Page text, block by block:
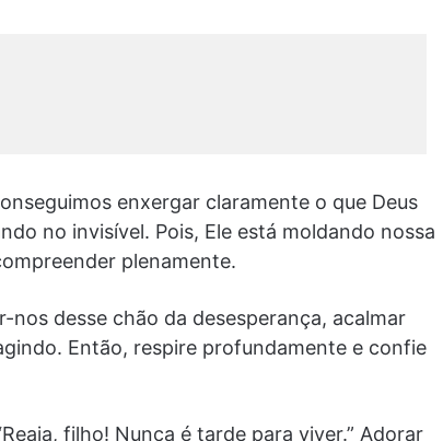
enxergar claramente o que Deus
no invisível. Pois, Ele está moldando nossa
plenamente.
desse chão da desesperança, acalmar
Então, respire profundamente e confie
filho! Nunca é tarde para viver.” Adorar